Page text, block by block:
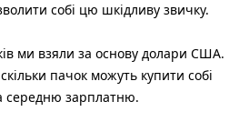
собі цю шкідливу звичку.
ми взяли за основу долари США.
пачок можуть купити собі
середню зарплатню.